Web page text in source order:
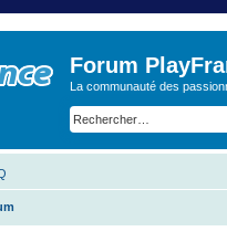
Forum
La communauté des